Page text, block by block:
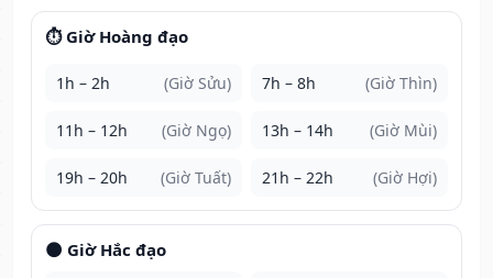
⏱️ Giờ Hoàng đạo
1h – 2h (Giờ Sửu) 7h – 8h (Giờ Thìn)
11h – 12h (Giờ Ngọ) 13h – 14h (Giờ Mùi)
19h – 20h (Giờ Tuất) 21h – 22h (Giờ Hợi)
🌑 Giờ Hắc đạo